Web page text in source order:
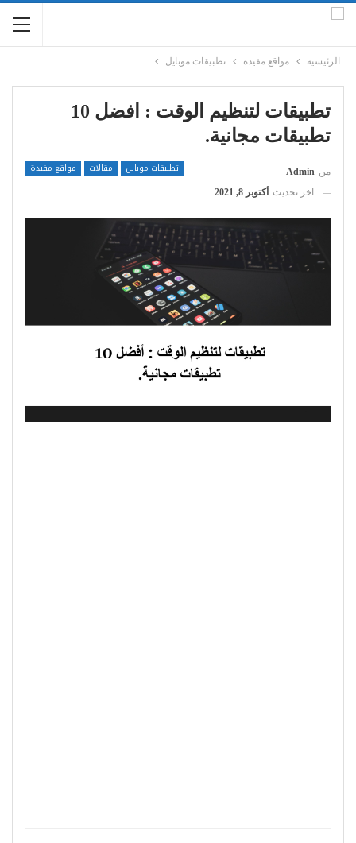
الرئيسية مواقع مفيدة تطبيقات موبايل
تطبيقات لتنظيم الوقت : افضل 10
تطبيقات مجانية.
تطبيقات موبايل مقالات مواقع مفيدة من Admin
اخر تحديث أكتوبر 8, 2021